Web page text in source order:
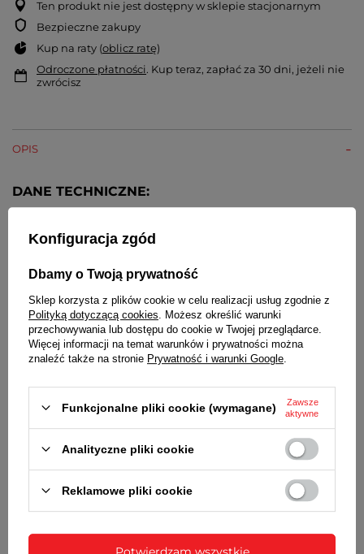
Ten produkt nie jest dostępny w sklepie stacjonarnym
Bezpieczne zakupy
Kup na raty (oblicz ratę)
Odroczone płatności. Kup teraz, zapłać za 30 dni, jeżeli nie
zwrócisz
OPIS
DANE TECHNICZNE:
Klasa szczelności WR / 30M - odporny na
SZKIEŁKO
Płaskie
MINERAL GLASS
Szkiełko mineralne o podwyższonej odporności na
KOPERTA
PASEK
Skórzany
BATERIA
baterii - 3 lata
Konfiguracja zgód
Dbamy o Twoją prywatność
Sklep korzysta z plików cookie w celu realizacji usług zgodnie z
Polityką dotyczącą cookies . Możesz określić warunki
przechowywania lub dostępu do cookie w Twojej przeglądarce.
Więcej informacji na temat warunków i prywatności można
znaleźć także na stronie Prywatność i warunki Google
Funkcjonalne pliki cookie (wymagane) Zawsze
aktywne
Analityczne pliki cookie
Reklamowe pliki cookie